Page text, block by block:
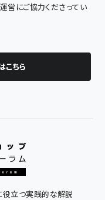
営にご協力くださってい
こちら
役立つ実践的な解説